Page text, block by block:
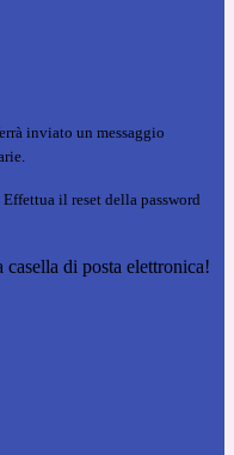
inviato un messaggio
il reset della password
di posta elettronica!